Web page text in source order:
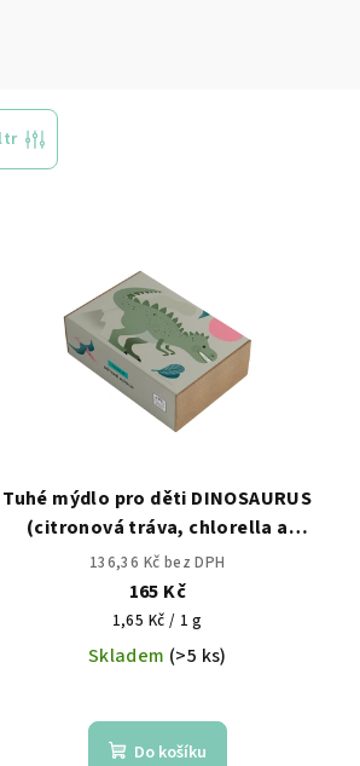
Tuhé mýdlo pro děti DINOSAURUS
(citronová tráva, chlorella a
spirulina)
136,36 Kč bez DPH
165 Kč
Měrná
cena:
1,65 Kč / 1 g
Skladem (>5 ks)
Do košíku